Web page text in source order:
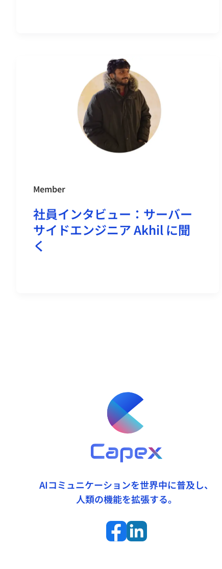
Member
社員インタビュー：サーバー
サイドエンジニア Akhil に聞
く
AIコミュニケーションを世界中に普及し、
人類の機能を拡張する。